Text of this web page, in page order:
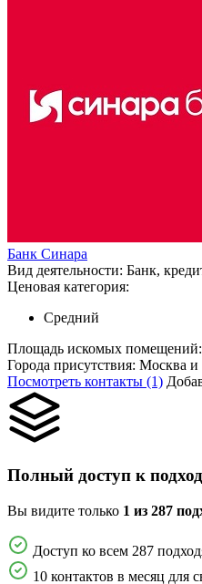
Банк Синара
Вид деятельности: Банк,
Ценовая категория:
Средний
Площадь искомых помещений:
Города присутствия: Москва и
Посмотреть контакты (1)
Полный доступ к
Вы видите только 1 из 287
Доступ ко всем 287
10 контактов в месяц для